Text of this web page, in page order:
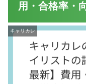
用・合格率・
キャリカレ